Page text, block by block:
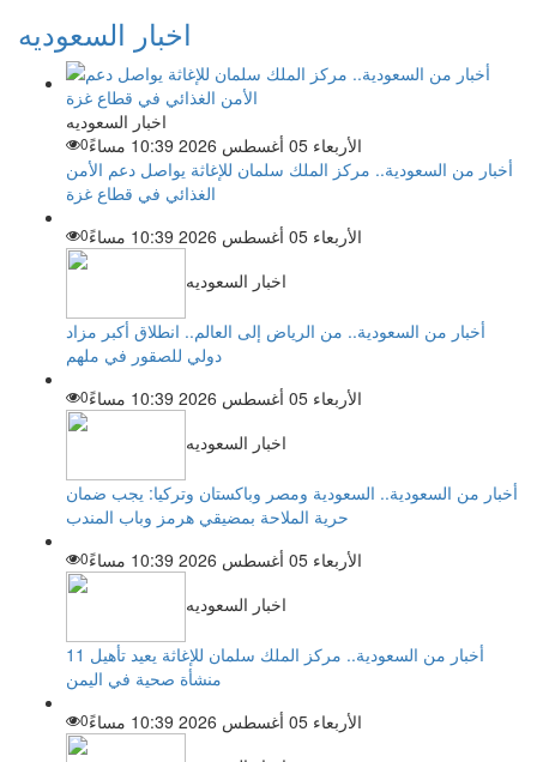
اخبار السعوديه
اخبار السعوديه
الأربعاء 05 أغسطس 2026 10:39 مساءً
0
أخبار من السعودية.. مركز الملك سلمان للإغاثة يواصل دعم الأمن
الغذائي في قطاع غزة
الأربعاء 05 أغسطس 2026 10:39 مساءً
0
اخبار السعوديه
أخبار من السعودية.. من الرياض إلى العالم.. انطلاق أكبر مزاد
دولي للصقور في ملهم
الأربعاء 05 أغسطس 2026 10:39 مساءً
0
اخبار السعوديه
أخبار من السعودية.. السعودية ومصر وباكستان وتركيا: يجب ضمان
حرية الملاحة بمضيقي هرمز وباب المندب
الأربعاء 05 أغسطس 2026 10:39 مساءً
0
اخبار السعوديه
أخبار من السعودية.. مركز الملك سلمان للإغاثة يعيد تأهيل 11
منشأة صحية في اليمن
الأربعاء 05 أغسطس 2026 10:39 مساءً
0